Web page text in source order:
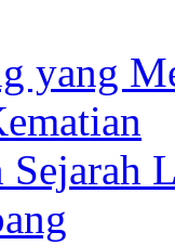
yang
Sejarah